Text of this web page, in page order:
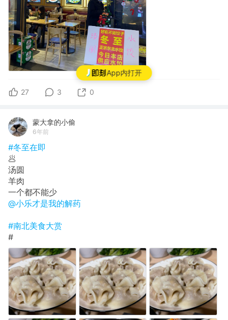
App内打开
27 3 0
蒙大拿的小偷
6年前
#冬至在即
🥟
汤圆
羊肉
一个都不能少
@小乐才是我的解药
#南北美食大赏
#